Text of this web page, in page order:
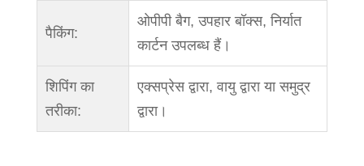
पैकिंग:
ओपीपी बैग, उपहार बॉक्स, निर्यात
कार्टन उपलब्ध हैं।
शिपिंग का
तरीका:
एक्सप्रेस द्वारा, वायु द्वारा या समुद्र
द्वारा।